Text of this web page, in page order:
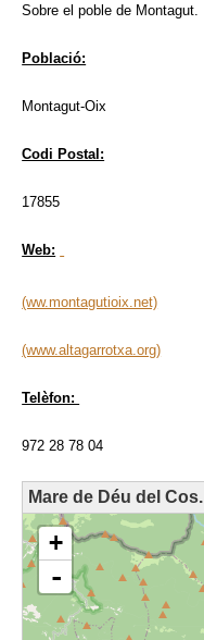
Sobre el poble de Montagut.
Població:
Montagut-Oix
Codi Postal:
17855
Web:
(ww.montagutioix.net)
(www.altagarrotxa.org)
Telèfon:
972 28 78 04
Mare de Déu del Cos.
loading map - please wait...
+
-